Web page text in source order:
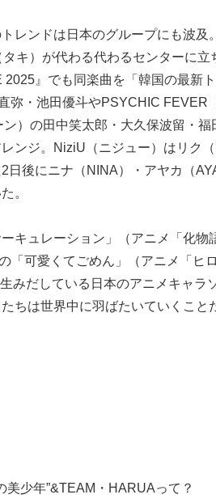
レンドは日本のグループにも波
キ）が代わる代わるセンターに
』でも同楽曲を「韓国の最新
弥・池田優斗やPSYCHIC FEVER
）の田中笑太郎・大久保波留・
ンジ。NiziU（ニジュー）はリク
日後にニナ（NINA）・アヤカ（
。
キュレーション」（アニメ「化物
「可愛くてごめん」（アニメ「ヒ
みだしている日本のアニメキャ
ちは世界中に羽ばたいていくこと
美少年”&TEAM・HARUAって？